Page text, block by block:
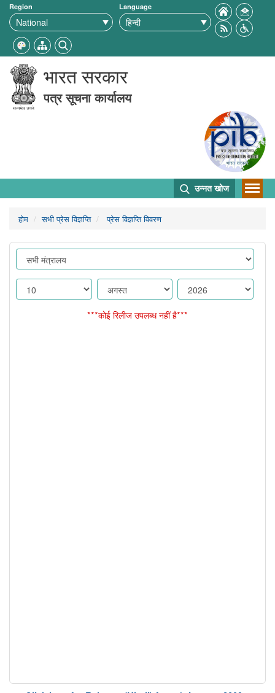
Region Language
भारत सरकार
पत्र सूचना कार्यालय
उन्नत खोज
होम सभी प्रेस विज्ञप्ति प्रेस विज्ञप्ति विवरण
***कोई रिलीज उपलब्ध नहीं है***